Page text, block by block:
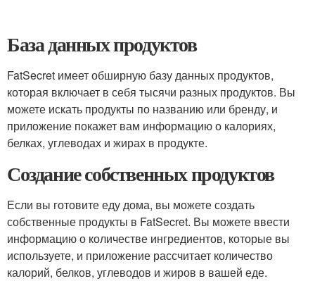
База данных продуктов
FatSecret имеет обширную базу данных продуктов,
которая включает в себя тысячи разных продуктов. Вы
можете искать продукты по названию или бренду, и
приложение покажет вам информацию о калориях,
белках, углеводах и жирах в продукте.
Создание собственных продуктов
Если вы готовите еду дома, вы можете создать
собственные продукты в FatSecret. Вы можете ввести
информацию о количестве ингредиентов, которые вы
используете, и приложение рассчитает количество
калорий, белков, углеводов и жиров в вашей еде.